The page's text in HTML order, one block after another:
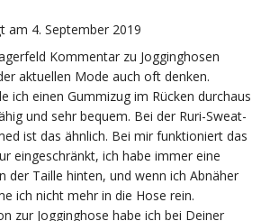
am 4. September 2019
Kommentar zu Jogginghosen
aktuellen Mode auch oft denken.
ich einen Gummizug im Rücken durchaus
und sehr bequem. Bei der Ruri-Sweat-
ist das ähnlich. Bei mir funktioniert das
eingeschränkt, ich habe immer eine
der Taille hinten, und wenn ich Abnäher
ich nicht mehr in die Hose rein.
zur Jogginghose habe ich bei Deiner